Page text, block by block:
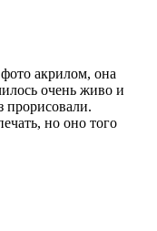
акрилом, она
очень живо и
прорисовали.
но оно того